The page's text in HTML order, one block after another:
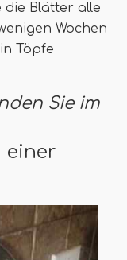
die Blätter alle
Wochen
Töpfe
Sie im
einer